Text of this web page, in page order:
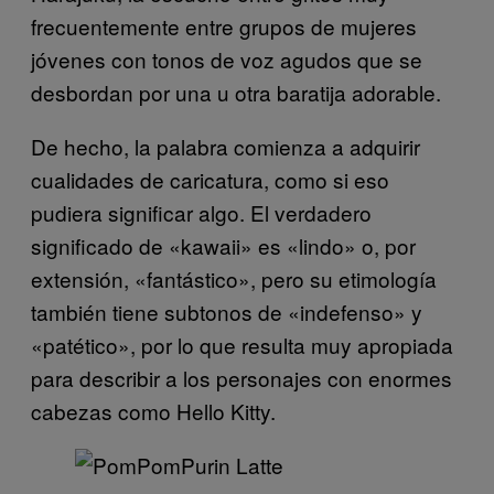
frecuentemente entre grupos de mujeres
jóvenes con tonos de voz agudos que se
desbordan por una u otra baratija adorable.
De hecho, la palabra comienza a adquirir
cualidades de caricatura, como si eso
pudiera significar algo. El verdadero
significado de «kawaii» es «lindo» o, por
extensión, «fantástico», pero su etimología
también tiene subtonos de «indefenso» y
«patético», por lo que resulta muy apropiada
para describir a los personajes con enormes
cabezas como Hello Kitty.